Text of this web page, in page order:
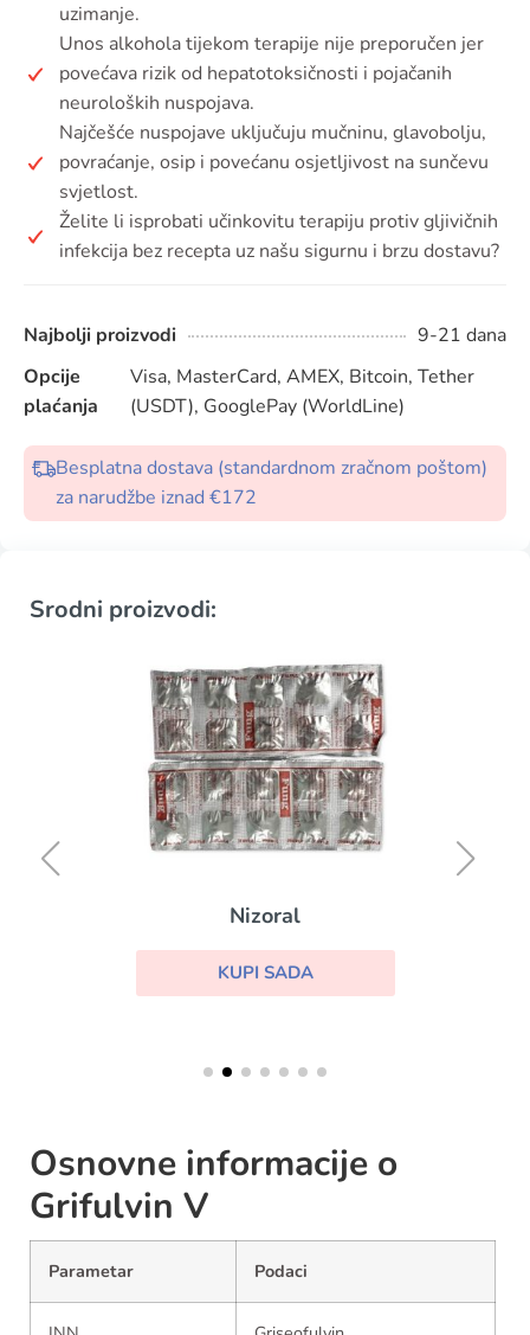
uzimanje.
Unos alkohola tijekom terapije nije preporučen jer
povećava rizik od hepatotoksičnosti i pojačanih
neuroloških nuspojava.
Najčešće nuspojave uključuju mučninu, glavobolju,
povraćanje, osip i povećanu osjetljivost na sunčevu
svjetlost.
Želite li isprobati učinkovitu terapiju protiv gljivičnih
infekcija bez recepta uz našu sigurnu i brzu dostavu?
Najbolji proizvodi
9-21 dana
Opcije
plaćanja
Visa, MasterCard, AMEX, Bitcoin, Tether
(USDT), GooglePay (WorldLine)
Besplatna dostava (standardnom zračnom poštom)
za narudžbe iznad €172
Srodni proizvodi:
Nizoral
KUPI SADA
Osnovne informacije o
Grifulvin V
Parametar Podaci